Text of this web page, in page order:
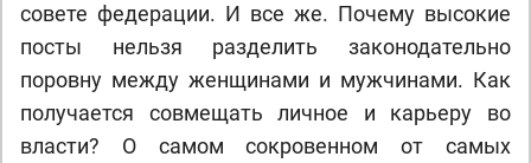
совете федерации. И все же. Почему высокие
посты нельзя разделить законодательно
поровну между женщинами и мужчинами. Как
получается совмещать личное и карьеру во
власти? О самом сокровенном от самых